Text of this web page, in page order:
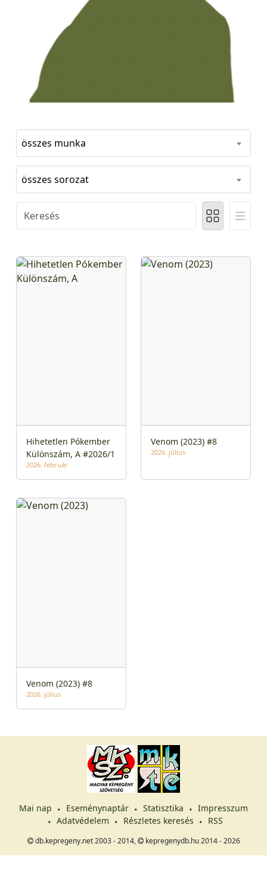
összes munka
összes sorozat
Hihetetlen Pókember
Különszám, A #2026/1
2026. február
Venom (2023) #8
2026. július
Venom (2023) #8
2026. július
Mai nap Eseménynaptár Statisztika
Impresszum
Adatvédelem
Részletes keresés RSS
db.kepregeny.net 2003 - 2014, kepregenydb.hu 2014 - 2026